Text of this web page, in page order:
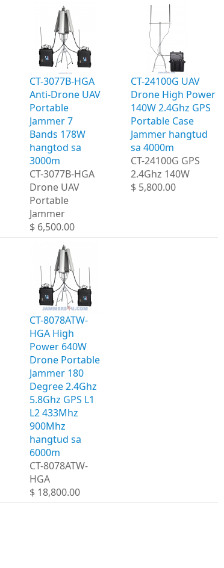
CT-3077B-HGA
Anti-Drone UAV
Portable
Jammer 7
Bands 178W
hangtod sa
3000m
CT-3077B-HGA
Drone UAV
Portable
Jammer
$ 6,500.00
CT-24100G UAV
Drone High Power
140W 2.4Ghz GPS
Portable Case
Jammer hangtud
sa 4000m
CT-24100G GPS
2.4Ghz 140W
$ 5,800.00
CT-8078ATW-
HGA High
Power 640W
Drone Portable
Jammer 180
Degree 2.4Ghz
5.8Ghz GPS L1
L2 433Mhz
900Mhz
hangtud sa
6000m
CT-8078ATW-
HGA
$ 18,800.00